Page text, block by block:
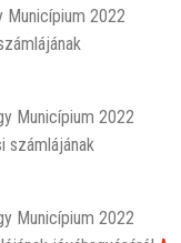
2022
Municípium 2022
számlájának
Municípium 2022